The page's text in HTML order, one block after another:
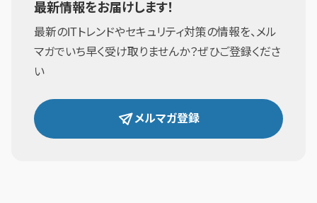
最新情報をお届けします！
最新のITトレンドやセキュリティ対策の情報を、メル
マガでいち早く受け取りませんか？ぜひご登録くださ
い
メルマガ登録